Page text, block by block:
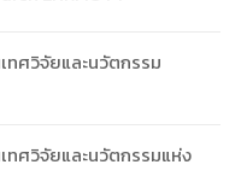
ทศวิจัยและนวัตกรรม
ทศวิจัยและนวัตกรรมแห่ง